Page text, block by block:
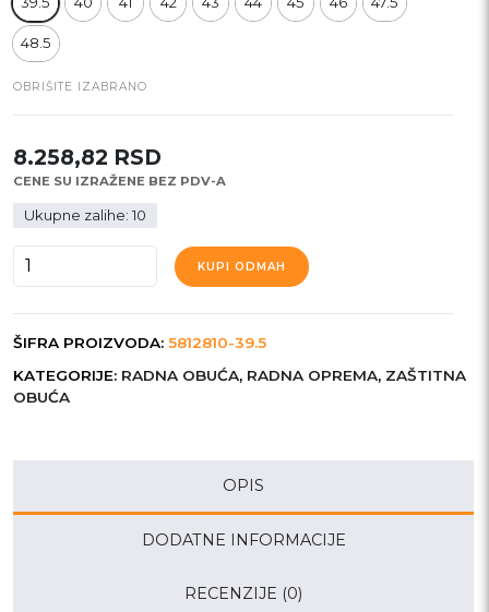
48.5
OBRIŠITE IZABRANO
8.258,82 RSD
CENE SU IZRAŽENE BEZ PDV-A
Ukupne zalihe: 10
UNO
količina
KUPI ODMAH
ŠIFRA PROIZVODA: 5812810-39.5
KATEGORIJE: RADNA OBUĆA, RADNA OPREMA, ZAŠTITNA
OBUĆA
OPIS
DODATNE INFORMACIJE
RECENZIJE (0)